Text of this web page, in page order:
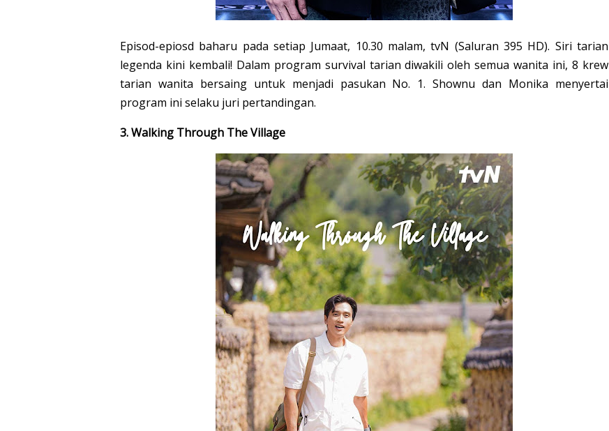
Episod-epiosd baharu pada setiap Jumaat, 10.30 malam, tvN (Saluran 395 HD). Siri tarian
legenda kini kembali! Dalam program survival tarian diwakili oleh semua wanita ini, 8 krew
tarian wanita bersaing untuk menjadi pasukan No. 1. Shownu dan Monika menyertai
program ini selaku juri pertandingan.
3. Walking Through The Village